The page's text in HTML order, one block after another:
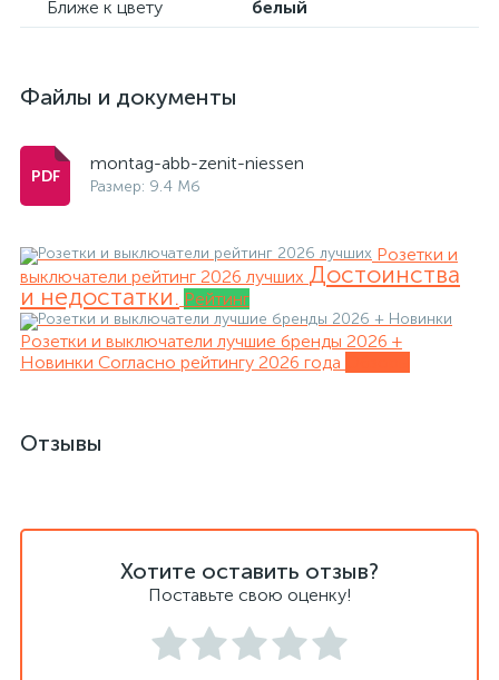
Ближе к цвету белый
Файлы и документы
montag-abb-zenit-niessen
Размер: 9.4 Мб
Розетки и
выключатели рейтинг 2026 лучших Достоинства
и недостатки. Рейтинг
Розетки и выключатели лучшие бренды 2026 +
Новинки Согласно рейтингу 2026 года
Отзывы
Хотите оставить отзыв?
Поставьте свою оценку!